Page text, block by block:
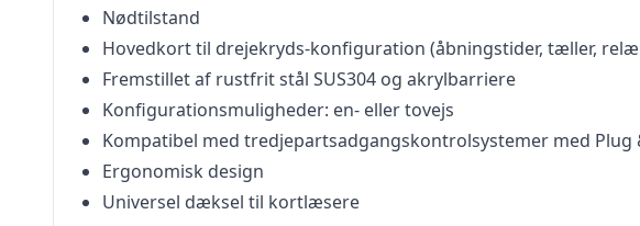
Nødtilstand
Hovedkort til drejekryds-konfiguration (åbningstider, tæller,
Fremstillet af rustfrit stål SUS304 og akrylbarriere
Konfigurationsmuligheder: en- eller tovejs
Kompatibel med tredjepartsadgangskontrolsystemer med Plug
Ergonomisk design
Universel dæksel til kortlæsere